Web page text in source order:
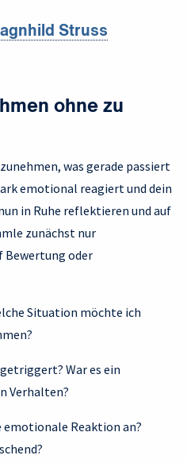
Struss
ohne zu
was gerade passiert
emotional reagiert und dein
in Ruhe reflektieren und auf
zunächst nur
Bewertung oder
Situation möchte ich
War es ein
Verhalten?
emotionale Reaktion an?